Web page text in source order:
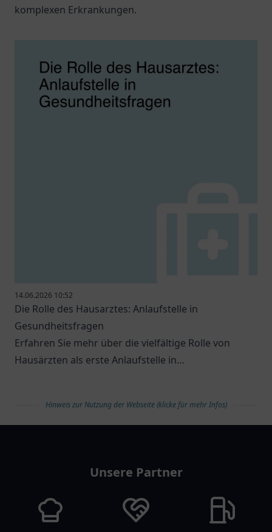
komplexen Erkrankungen.
14.06.2026 10:52
Die Rolle des Hausarztes: Anlaufstelle in
Gesundheitsfragen
Erfahren Sie mehr über die vielfältige Rolle von
Hausärzten als erste Anlaufstelle in
Hinweis zur Nutzung der Webseite (klicke für mehr Infos)
Unsere Partner